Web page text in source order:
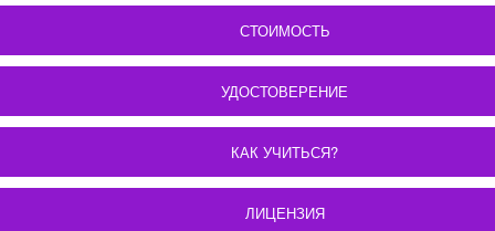
СТОИМОСТЬ
УДОСТОВЕРЕНИЕ
КАК УЧИТЬСЯ?
ЛИЦЕНЗИЯ